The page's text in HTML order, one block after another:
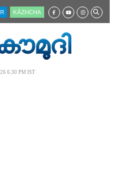
KĀZHCHA
6.30 PM IST